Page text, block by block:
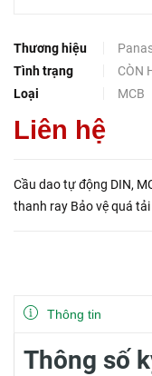
Thương hiệu
Tình trạng
CÒN
Loại
MCB
Liên hệ
Cầu dao tự động DIN,
thanh ray Bảo vệ quá
Thông tin
Thông số